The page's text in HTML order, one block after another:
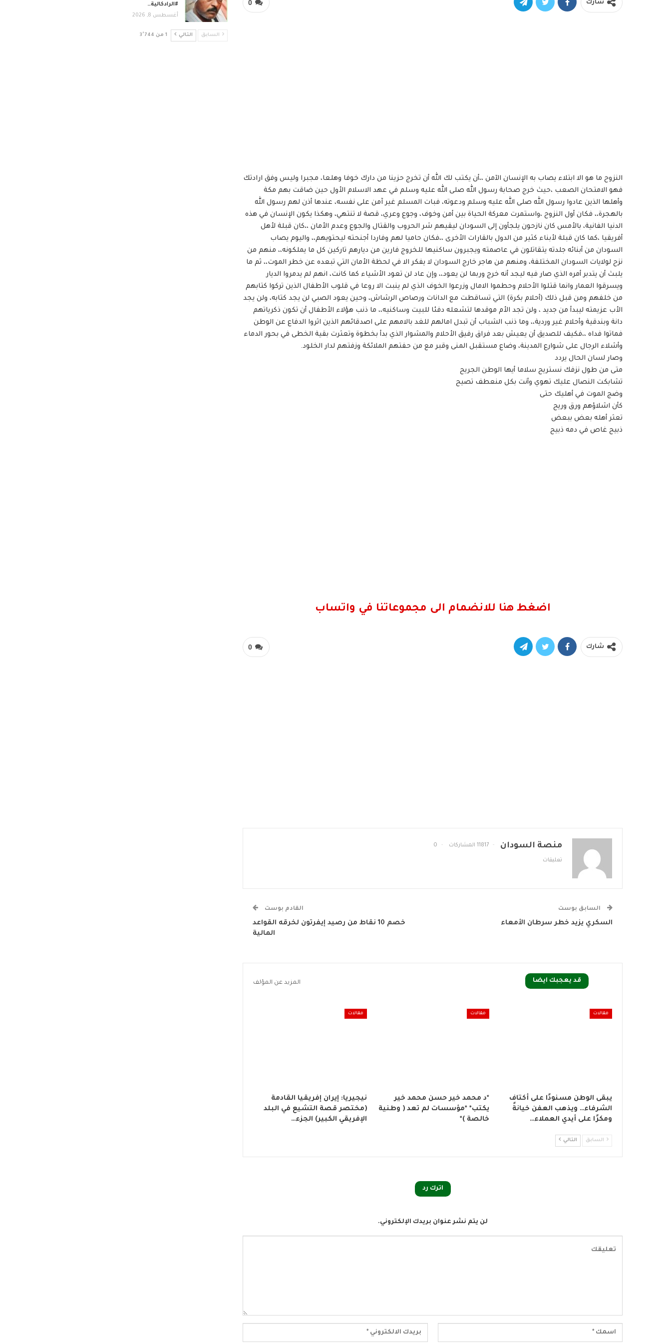
0 شارك
النزوح ما هو الا ابتلاء يصاب به الإنسان الآمن ،،أن يكتب لك الله أن تخرج حزينا من دارك خوفا وهلعا، مجبرا وليس وفق ارادتك
فهو الامتحان الصعب ،حيث خرج صحابة رسول الله صلى الله عليه وسلم في عهد الاسلام الأول حين ضاقت بهم مكة
وأهلها الذين عادوا رسول الله صلى الله عليه وسلم ودعوته، فبات المسلم غير آمن على نفسه، عندها أذن لهم رسول الله
بالهجرة،، فكان أول النزوح ،واستمرت معركة الحياة بين أمن وخوف، وجوع وعري، قصة لا تنتهي، وهكذا يكون الإنسان في هذه
الدنيا الفانية، بالأمس كان نازحون يلجأون إلى السودان ليقيهم شر الحروب والقتال والجوع وعدم الأمان ،،كان قبلة لأهل
أفريقيا ،كما كان قبلة لأبناء كثير من الدول بالقارات الأخرى ،،فكان حاميا لهم وفاردا أجنحته ليحتويهم،، واليوم يصاب
السودان من أبنائه جلدته يتقاتلون في عاصمته ويجبرون ساكنيها للخروج فارين من ديارهم تاركين كل ما يملكونه،، منهم من
نزح لولايات السودان المختلفة، ومنهم من هاجر خارج السودان لا يفكر الا في لحظة الأمان التي تبعده عن خطر الموت،، ثم ما
يلبث أن يتدبر أمره الذي صار فيه ليجد أنه خرج وربما لن يعود،، وإن عاد لن تعود الأشياء كما كانت، انهم لم يدمروا الديار
ويسرقوا العمار وانما قتلوا الأحلام وحطموا الامال وزرعوا الخوف الذي لم ينبت الا روعا في قلوب الأطفال الذين تركوا كتابهم
من خلفهم ومن قبل ذلك (أحلام بكرة) التي تساقطت مع الدانات ورصاص الرشاش، وحين يعود الصبي لن يجد كتابه، ولن يجد
الأب عزيمته ليبدأ من جديد ، ولن تجد الأم موقدها لتشعله دفئا للبيت وساكنيه،، ما ذنب هؤلاء الأطفال أن تكون ذكرياتهم
دانة وبندقية وأحلام غير وردية،، وما ذنب الشباب أن تبدل امالهم للغد بالامهم على اصدقائهم الذين اثروا الدفاع عن الوطن
فماتوا فداه ،،فكيف للصديق أن يعيش بعد فراق رفيق الأحلام والمشوار الذي بدأ بخطوة وتعثرت بقية الخطى في بحور الدماء
وأشلاء الرجال على شوارع المدينة، وضاع مستقبل المنى وقبر مع من حفتهم الملائكة وزفتهم لدار الخلود.
وصار لسان الحال يردد
متى من طول نزفك نستريح سلاما أيها الوطن الجريح
تشابكت النصال عليك تهوي وأنت بكل منعطف تصيح
وضج الموت في أهليك حتى
كأن اشلاؤهم ورق وريح
تعثر أهله بعض ببعض
ذبيح غاص في دمه ذبيح
اضغط هنا للانضمام الى مجموعاتنا في واتساب
0 شارك
منصة السودان 11817 المشاركات 0
تعليقات
السابق بوست
السكري يزيد خطر سرطان الأمعاء
القادم بوست
خصم 10 نقاط من رصيد إيفرتون لخرقه القواعد
المالية
قد يعجبك ايضا المزيد عن المؤلف
مقالات
يبقى الوطن مسنودًا على أكتاف
الشرفاء… ويذهب العفن خيانةً
ومكرًا على أيدي العملاء…
مقالات
*د محمد خير حسن محمد خير
يكتب* *مؤسسات لم تعد ( وطنية
خالصة )*
مقالات
نيجيريا: إيران إفريقيا القادمة
(مختصر قصة التشيع في البلد
الإفريقي الكبير) الجزء…
السابق التالي
اترك رد
لن يتم نشر عنوان بريدك الإلكتروني.
#الرادكالية…
أغسطس 8, 2026
السابق التالي 1 من 3٬744